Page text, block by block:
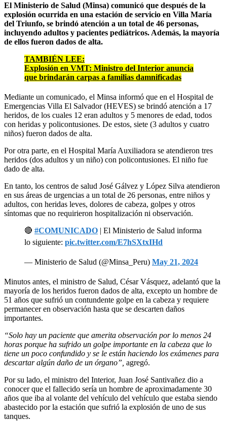
El Ministerio de Salud (Minsa) comunicó que después de la
explosión ocurrida en una estación de servicio en Villa María
del Triunfo, se brindó atención a un total de 46 personas,
incluyendo adultos y pacientes pediátricos. Además, la mayoría
de ellos fueron dados de alta.
TAMBIÉN LEE:
Explosión en VMT: Ministro del Interior anuncia
que brindarán carpas a familias damnificadas
Mediante un comunicado, el Minsa informó que en el Hospital de
Emergencias Villa El Salvador (HEVES) se brindó atención a 17
heridos, de los cuales 12 eran adultos y 5 menores de edad, todos
con heridas y policontusiones. De estos, siete (3 adultos y cuatro
niños) fueron dados de alta.
Por otra parte, en el Hospital María Auxiliadora se atendieron tres
heridos (dos adultos y un niño) con policontusiones. El niño fue
dado de alta.
En tanto, los centros de salud José Gálvez y López Silva atendieron
en sus áreas de urgencias a un total de 26 personas, entre niños y
adultos, con heridas leves, dolores de cabeza, golpes y otros
síntomas que no requirieron hospitalización ni observación.
🔴 #COMUNICADO | El Ministerio de Salud informa
lo siguiente: pic.twitter.com/E7hSXtxIHd
— Ministerio de Salud (@Minsa_Peru) May 21, 2024
Minutos antes, el ministro de Salud, César Vásquez, adelantó que la
mayoría de los heridos fueron dados de alta, excepto un hombre de
51 años que sufrió un contundente golpe en la cabeza y requiere
permanecer en observación hasta que se descarten daños
importantes.
“Solo hay un paciente que amerita observación por lo menos 24
horas porque ha sufrido un golpe importante en la cabeza que lo
tiene un poco confundido y se le están haciendo los exámenes para
descartar algún daño de un órgano”, agregó.
Por su lado, el ministro del Interior, Juan José Santivañez dio a
conocer que el fallecido sería un hombre de aproximadamente 30
años que iba al volante del vehículo del vehículo que estaba siendo
abastecido por la estación que sufrió la explosión de uno de sus
tanques.